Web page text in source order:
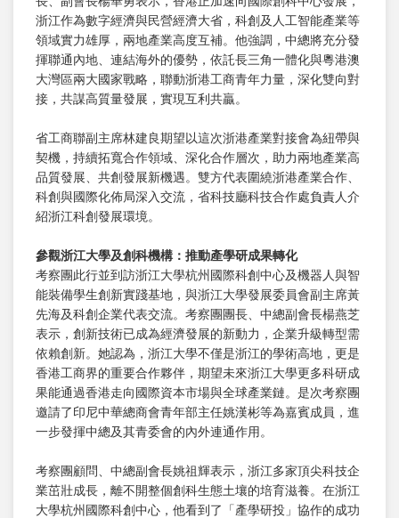
浙江作為數字經濟與民營經濟大省，科創及人工智能產業等
領域實力雄厚，兩地產業高度互補。他強調，中總將充分發
揮聯通內地、連結海外的優勢，依託長三角一體化與粵港澳
大灣區兩大國家戰略，聯動浙港工商青年力量，深化雙向對
接，共謀高質量發展，實現互利共贏。
省工商聯副主席林建良期望以這次浙港產業對接會為紐帶與
契機，持續拓寬合作領域、深化合作層次，助力兩地產業高
品質發展、共創發展新機遇。雙方代表圍繞浙港產業合作、
科創與國際化佈局深入交流，省科技廳科技合作處負責人介
紹浙江科創發展環境。
參觀浙江大學及創科機構：推動產學研成果轉化
考察團此行並到訪浙江大學杭州國際科創中心及機器人與智
能裝備學生創新實踐基地，與浙江大學發展委員會副主席黃
先海及科創企業代表交流。考察團團長、中總副會長楊燕芝
表示，創新技術已成為經濟發展的新動力，企業升級轉型需
依賴創新。她認為，浙江大學不僅是浙江的學術高地，更是
香港工商界的重要合作夥伴，期望未來浙江大學更多科研成
果能通過香港走向國際資本市場與全球產業鏈。是次考察團
邀請了印尼中華總商會青年部主任姚漢彬等為嘉賓成員，進
一步發揮中總及其青委會的內外連通作用。
考察團顧問、中總副會長姚祖輝表示，浙江多家頂尖科技企
業茁壯成長，離不開整個創科生態土壤的培育滋養。在浙江
大學杭州國際科創中心，他看到了「產學研投」協作的成功